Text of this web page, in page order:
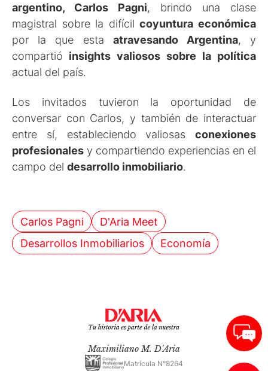
argentino, Carlos Pagni, brindo una clase
magistral sobre la difícilcoyuntura económica
por la que esta atravesando Argentina, y
compartió insights valiosos sobre la política
actual del país.
Los invitados tuvieron la oportunidad de
conversar con Carlos, y también de interactuar
entre sí, estableciendo valiosas conexiones
profesionales y compartiendo experiencias en el
campo del desarrollo inmobiliario.
Carlos Pagni
D'Aria Meet
Desarrollos Inmobiliarios
Economía
Maximiliano M. D'Aria
Matrícula N°8264